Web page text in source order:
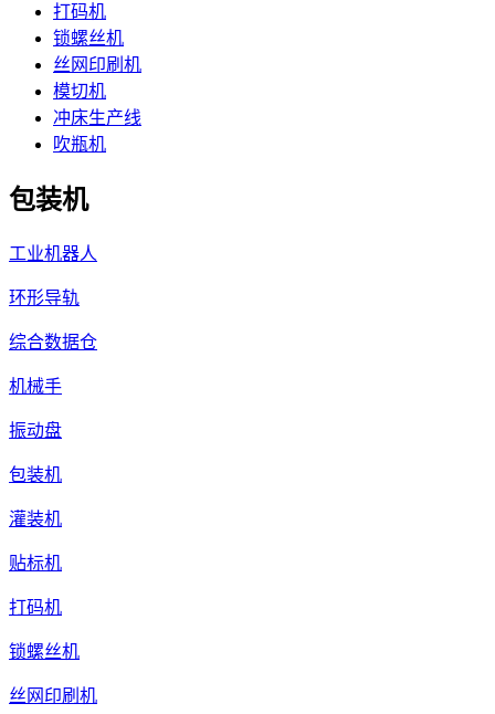
打码机
锁螺丝机
丝网印刷机
模切机
冲床生产线
吹瓶机
包装机
工业机器人
环形导轨
综合数据仓
机械手
振动盘
包装机
灌装机
贴标机
打码机
锁螺丝机
丝网印刷机